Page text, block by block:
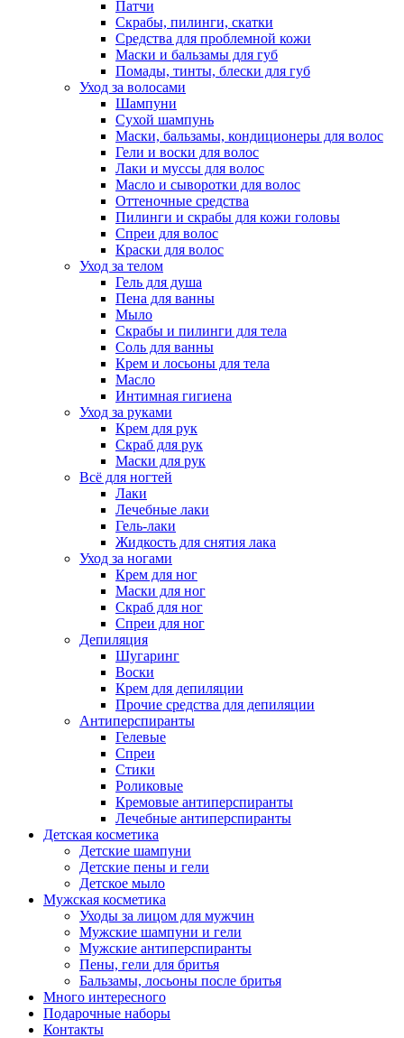
Патчи
Скрабы, пилинги, скатки
Средства для проблемной кожи
Маски и бальзамы для губ
Помады, тинты, блески для губ
Уход за волосами
Шампуни
Сухой шампунь
Маски, бальзамы, кондиционеры для волос
Гели и воски для волос
Лаки и муссы для волос
Масло и сыворотки для волос
Оттеночные средства
Пилинги и скрабы для кожи головы
Спреи для волос
Краски для волос
Уход за телом
Гель для душа
Пена для ванны
Мыло
Скрабы и пилинги для тела
Соль для ванны
Крем и лосьоны для тела
Масло
Интимная гигиена
Уход за руками
Крем для рук
Скраб для рук
Маски для рук
Всё для ногтей
Лаки
Лечебные лаки
Гель-лаки
Жидкость для снятия лака
Уход за ногами
Крем для ног
Маски для ног
Скраб для ног
Спреи для ног
Депиляция
Шугаринг
Воски
Крем для депиляции
Прочие средства для депиляции
Антиперспиранты
Гелевые
Спреи
Стики
Роликовые
Кремовые антиперспиранты
Лечебные антиперспиранты
Детская косметика
Детские шампуни
Детские пены и гели
Детское мыло
Мужская косметика
Уходы за лицом для мужчин
Мужские шампуни и гели
Мужские антиперспиранты
Пены, гели для бритья
Бальзамы, лосьоны после бритья
Много интересного
Подарочные наборы
Контакты